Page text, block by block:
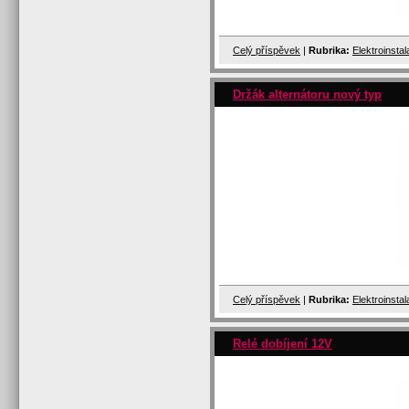
Celý příspěvek | Rubrika:
Držák alternátoru nový typ
Celý příspěvek | Rubrika:
Relé dobíjení 12V